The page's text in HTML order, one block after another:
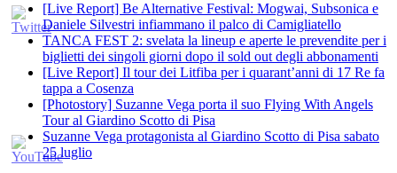
[Live Report] Be Alternative Festival: Mogwai, Subsonica e
Daniele Silvestri infiammano il palco di Camigliatello
TANCA FEST 2: svelata la lineup e aperte le prevendite per i
biglietti dei singoli giorni dopo il sold out degli abbonamenti
[Live Report] Il tour dei Litfiba per i quarant’anni di 17 Re fa
tappa a Cosenza
[Photostory] Suzanne Vega porta il suo Flying With Angels
Tour al Giardino Scotto di Pisa
Suzanne Vega protagonista al Giardino Scotto di Pisa sabato
25 luglio